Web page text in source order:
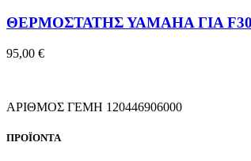
ΘΕΡΜΟΣΤΑΤΗΣ ΥΑΜΑΗΑ ΓΙΑ
95,00 €
ΑΡΙΘΜΟΣ ΓΕΜΗ 120446906000
ΠΡΟΪΟΝΤΑ